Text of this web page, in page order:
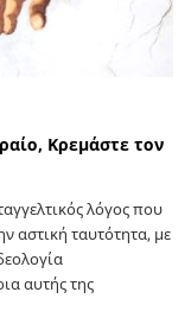
Κρεμάστε τον
λόγος που
αστική ταυτότητα, με
αυτής της